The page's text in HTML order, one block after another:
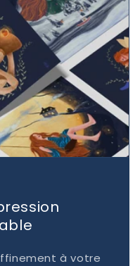
à votre